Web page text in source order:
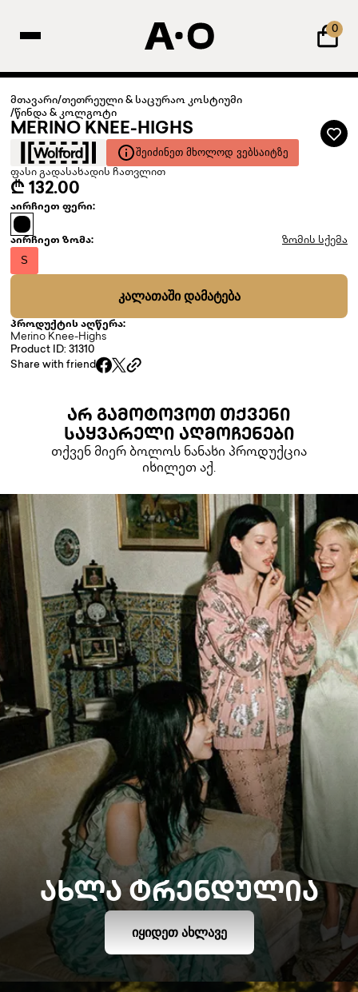
0
მთავარი/თეთრეული & საცურაო კოსტიუმი
/წინდა & კოლგოტი
MERINO KNEE-HIGHS
ᲨᲔᲘᲫᲘᲜᲔᲗ ᲛᲮᲝᲚᲝᲓ ᲕᲔᲑᲡᲐᲘᲢᲖᲔ
ფასი გადასახადის ჩათვლით
₾ 132.00
აირჩიეთ ფერი:
აირჩიეთ ზომა: ზომის სქემა
S
ᲙᲐᲚᲐᲗᲐᲨᲘ ᲓᲐᲛᲐᲢᲔᲑᲐ
პროდუქტის აღწერა:
Merino Knee-Highs
Product ID: 31310
Share with friend
ᲐᲠ ᲒᲐᲛᲝᲢᲝᲕᲝᲗ ᲗᲥᲕᲔᲜᲘ
ᲡᲐᲧᲕᲐᲠᲔᲚᲘ ᲐᲦᲛᲝᲩᲔᲜᲔᲑᲘ
თქვენ მიერ ბოლოს ნანახი პროდუქცია
იხილეთ აქ.
ᲐᲮᲚᲐ ᲢᲠᲔᲜᲓᲣᲚᲘᲐ
ᲘᲧᲘᲓᲔᲗ ᲐᲮᲚᲐᲕᲔ